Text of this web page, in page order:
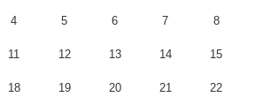
4 5 6 7 8
11 12 13 14 15
18 19 20 21 22